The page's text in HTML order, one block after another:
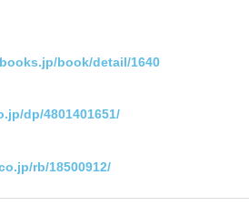
book/detail/1640
dp/4801401651/
rb/18500912/